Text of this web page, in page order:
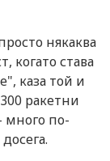
някаква
когато става
каза той и
ракетни
много по-